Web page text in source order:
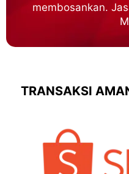
membosankan.
TRANSAKSI